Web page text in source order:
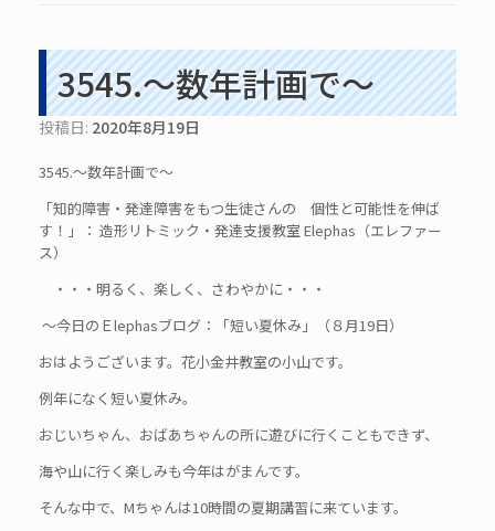
3545.～数年計画で～
投稿日: 2020年8月19日
3545.～数年計画で～
「知的障害・発達障害をもつ生徒さんの 個性と可能性を伸ば
す！」： 造形リトミック・発達支援教室 Elephas（エレファー
ス）
・・・明るく、楽しく、さわやかに・・・
～今日のＥlephasブログ：「短い夏休み」（８月19日）
おはようございます。花小金井教室の小山です。
例年になく短い夏休み。
おじいちゃん、おばあちゃんの所に遊びに行くこともできず、
海や山に行く楽しみも今年はがまんです。
そんな中で、Mちゃんは10時間の夏期講習に来ています。